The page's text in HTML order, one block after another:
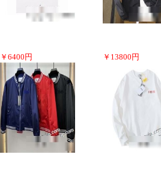
￥ 6400 円 ￥ 13800 円